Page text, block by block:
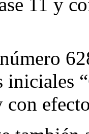
11 y
iniciales
con